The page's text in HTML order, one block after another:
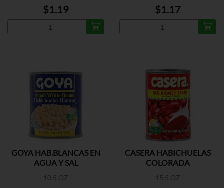
$1.19 $1.17
GOYA HAB.BLANCAS EN
AGUA Y SAL
10.5 OZ
CASERA HABICHUELAS
COLORADA
15.5 OZ